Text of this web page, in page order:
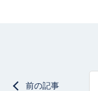
前の記事